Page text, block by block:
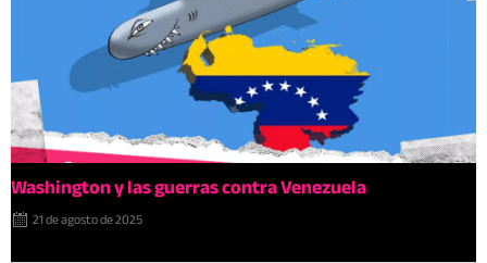
Washington y las guerras contra Venezuela
21 de agosto de 2025